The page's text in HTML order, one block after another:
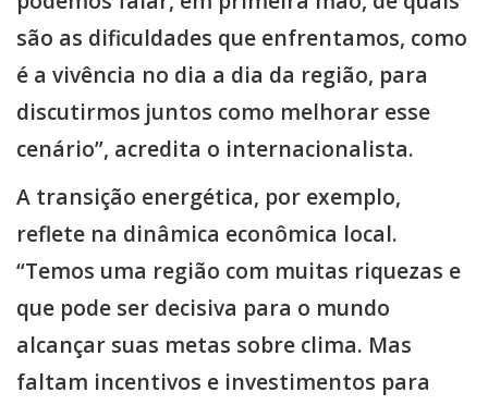
são as dificuldades que enfrentamos, como
é a vivência no dia a dia da região, para
discutirmos juntos como melhorar esse
cenário”, acredita o internacionalista.
A transição energética, por exemplo,
reflete na dinâmica econômica local.
“Temos uma região com muitas riquezas e
que pode ser decisiva para o mundo
alcançar suas metas sobre clima. Mas
faltam incentivos e investimentos para